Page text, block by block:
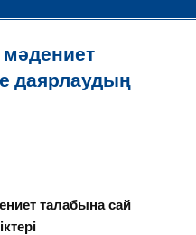
даярлаудың
талабына сай